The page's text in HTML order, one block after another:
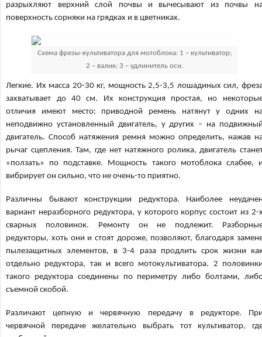
разрыхляют верхний слой почвы и вычесывают из почвы
поверхность сорняки на грядках и в цветниках.
Схема фрезы-культиватора для мотоблока: 1 – культиватор;
2 – валик; 3 – удлинитель оси.
Легкие. Их масса 20-30 кг, мощность 2,5-3,5 лошадиных сил,
захватывает до 40 см. Их конструкция простая, но
отличия имеют место: приводной ремень натянут у одних
неподвижно установленный двигатель, у других – на
двигатель. Способ натяжения ремня можно определить, нажав
рычаг сцепления. Там, где нет натяжного ролика, двигатель
«ползать» по подставке. Мощность такого мотоблока слабее,
вибрирует он сильно, что не очень-то приятно.
Различны бывают конструкции редуктора. Наиболее
вариант неразборного редуктора, у которого корпус состоит из 2-
сварных половинок. Ремонту он не подлежит.
редукторы, хоть они и стоят дороже, позволяют, благодаря
пылезащитных элементов, в 3-4 раза продлить срок жизни
отдельно редуктора, так и всего мотокультиватора. 2
такого редуктора соединены по периметру либо болтами,
съемной скобой.
Различают цепную и червячную передачу в редукторе.
червячной передаче желательно выбрать тот культиватор,